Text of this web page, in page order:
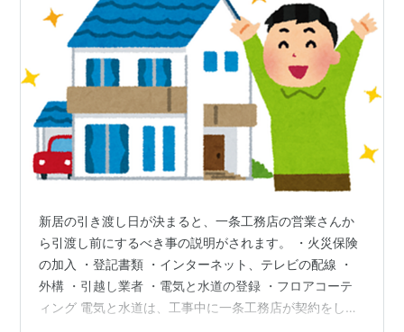
新居の引き渡し日が決まると、一条工務店の営業さんか
ら引渡し前にするべき事の説明がされます。 ・火災保険
の加入 ・登記書類 ・インターネット、テレビの配線 ・
外構 ・引越し業者 ・電気と水道の登録 ・フロアコーテ
ィング 電気と水道は、工事中に一条工務店が契約をして